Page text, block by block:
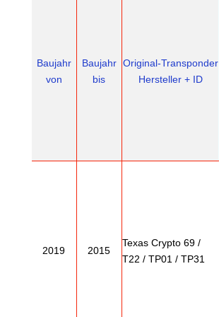
Baujahr
von
Baujahr
bis
Original-Transponder
Hersteller + ID
2019 2015
Texas Crypto 69 /
T22 / TP01 / TP31